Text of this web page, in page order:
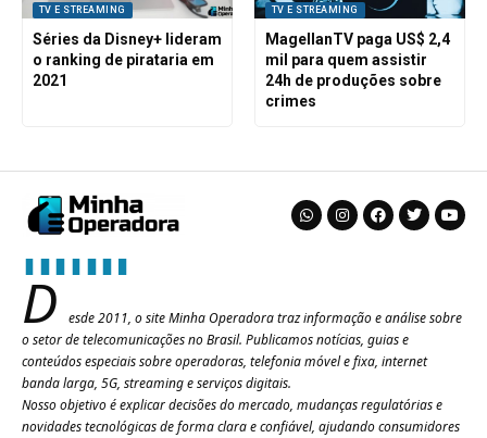
TV E STREAMING
Séries da Disney+ lideram
o ranking de pirataria em
2021
TV E STREAMING
MagellanTV paga US$ 2,4
mil para quem assistir
24h de produções sobre
crimes
D
esde 2011, o site Minha Operadora traz informação e análise sobre
o setor de telecomunicações no Brasil. Publicamos notícias, guias e
conteúdos especiais sobre operadoras, telefonia móvel e fixa, internet
banda larga, 5G, streaming e serviços digitais.
Nosso objetivo é explicar decisões do mercado, mudanças regulatórias e
novidades tecnológicas de forma clara e confiável, ajudando consumidores